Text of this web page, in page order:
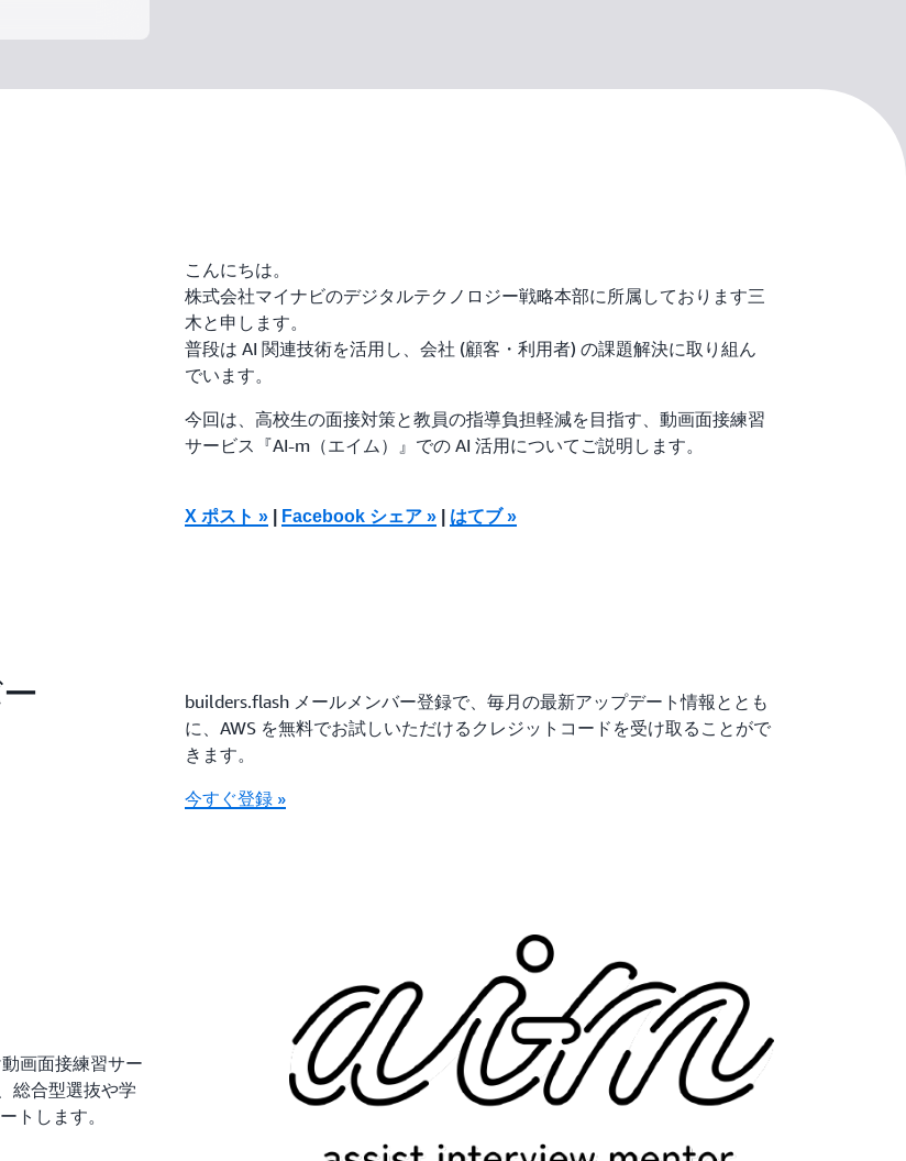
こんにちは。
株式会社マイナビのデジタルテクノロジー戦略本部に所属しております三
木と申します。
普段は AI 関連技術を活用し、会社 (顧客・利用者) の課題解決に取り組ん
でいます。
今回は、高校生の面接対策と教員の指導負担軽減を目指す、動画面接練習
サービス『AI-m（エイム）』での AI 活用についてご説明します。
X ポスト » Facebook シェア » はてブ »
builders.flash メールメンバー登録で、毎月の最新アップデート情報ととも
に、AWS を無料でお試しいただけるクレジットコードを受け取ることがで
きます。
今すぐ登録 »
画面接練習サー
総合型選抜や学
トします。